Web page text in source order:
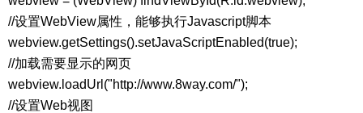
//设置WebView属性，能够执行Javascript脚本
webview.getSettings().setJavaScriptEnabled(true);
//加载需要显示的网页
webview.loadUrl("http://www.8way.com/");
//设置Web视图